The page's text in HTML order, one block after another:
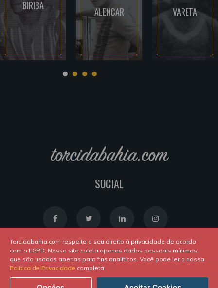
BIRIBA ALENCAR VARETA
torcidabahia.com
SOCIAL
Política de Cookies|Política de Privacidade
Powered byNewton Duarte. ALl rights reserved © 2020
Torcidabahia.com respeita o seu direito à privacidade de acordo
com o LGPD. Nosso site coleta apenas dados pessoais mínimos,
que são usados apenas para fins analíticos. Você pode ler a nossa
Politica de Privacidade completa.